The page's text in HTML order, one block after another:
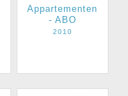
Appartementen
- ABO
2010